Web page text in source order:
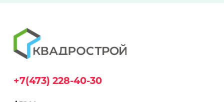
+7(473) 228-40-30